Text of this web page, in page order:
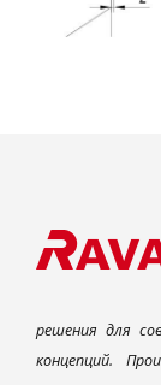
решения для
концепций.